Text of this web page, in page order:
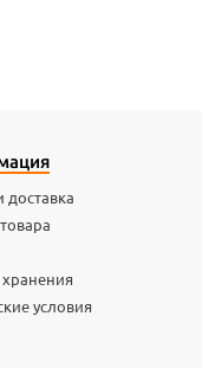
доставка
условия